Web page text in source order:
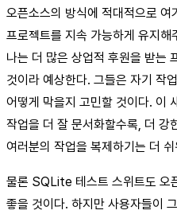
오픈소스의 방식에 적대적으로 여
프로젝트를 지속 가능하게 유지
나는 더 많은 상업적 후원을 받는
것이라 예상한다. 그들은 자기 작
어떻게 막을지 고민할 것이다. 이
작업을 더 잘 문서화할수록, 더 강
여러분의 작업을 복제하기는 더
물론 SQLite 테스트 스위트도 오
좋을 것이다. 하지만 사용자들이